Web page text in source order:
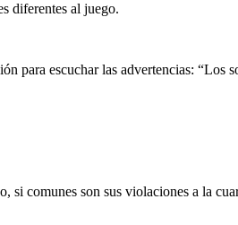
diferentes al juego.
para escuchar las advertencias: “Los
comunes son sus violaciones a la